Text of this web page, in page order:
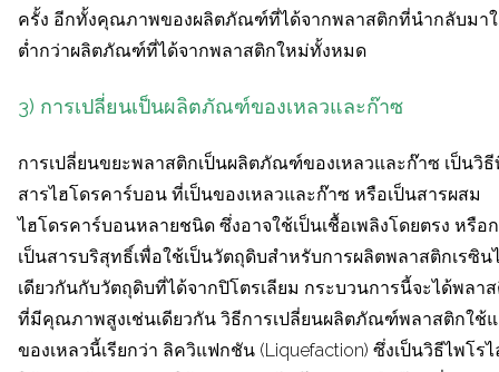
ครั้ง อีกทั้งคุณภาพของผลิตภัณฑ์ที่ได้จากพลาสติกที่นำกลับมา
ต่ำกว่าผลิตภัณฑ์ที่ได้จากพลาสติกใหม่ทั้งหมด
3) การเปลี่ยนเป็นผลิตภัณฑ์ของเหลวและก๊าซ
การเปลี่ยนขยะพลาสติกเป็นผลิตภัณฑ์ของเหลวและก๊าซ เป็นวิ
สารไฮโดรคาร์บอน ที่เป็นของเหลวและก๊าซ หรือเป็นสารผสม
ไฮโดรคาร์บอนหลายชนิด ซึ่งอาจใช้เป็นเชื้อเพลิงโดยตรง หรือ
เป็นสารบริสุทธิ์เพื่อใช้เป็นวัตถุดิบสำหรับการผลิตพลาสติกเรซิน
เดียวกันกับวัตถุดิบที่ได้จากปิโตรเลียม กระบวนการนี้จะได้พลา
ที่มีคุณภาพสูงเช่นเดียวกัน วิธีการเปลี่ยนผลิตภัณฑ์พลาสติกใช้แ
ของเหลวนี้เรียกว่า ลิควิแฟกชัน (Liquefaction) ซึ่งเป็นวิธีไพโร